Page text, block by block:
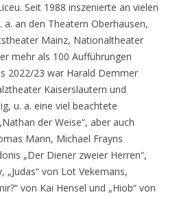
Seit 1988 inszenierte an vielen
an den Theatern Oberhausen,
Mainz, Nationaltheater
mehr als 100 Aufführungen
2022/23 war Harald Demmer
Kaiserslautern und
u. a. eine viel beachtete
der Weise“, aber auch
Mann, Michael Frayns
„Der Diener zweier Herren“,
„Judas“ von Lot Vekemans,
von Kai Hensel und „Hiob“ von